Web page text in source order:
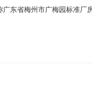
东省梅州市广梅园标准厂
院有限公司